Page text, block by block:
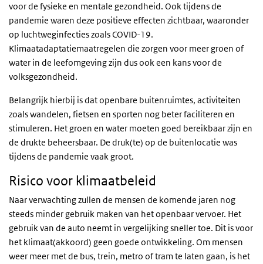
voor de fysieke en mentale gezondheid. Ook tijdens de
pandemie waren deze positieve effecten zichtbaar, waaronder
op luchtweginfecties zoals COVID-19.
Klimaatadaptatiemaatregelen die zorgen voor meer groen of
water in de leefomgeving zijn dus ook een kans voor de
volksgezondheid.
Belangrijk hierbij is dat openbare buitenruimtes, activiteiten
zoals wandelen, fietsen en sporten nog beter faciliteren en
stimuleren. Het groen en water moeten goed bereikbaar zijn en
de drukte beheersbaar. De druk(te) op de buitenlocatie was
tijdens de pandemie vaak groot.
Risico voor klimaatbeleid
Naar verwachting zullen de mensen de komende jaren nog
steeds minder gebruik maken van het openbaar vervoer. Het
gebruik van de auto neemt in vergelijking sneller toe. Dit is voor
het klimaat(akkoord) geen goede ontwikkeling. Om mensen
weer meer met de bus, trein, metro of tram te laten gaan, is het